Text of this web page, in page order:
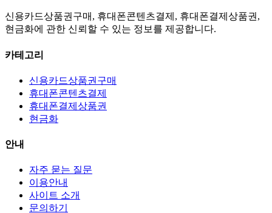
신용카드상품권구매, 휴대폰콘텐츠결제, 휴대폰결제상품권,
현금화에 관한 신뢰할 수 있는 정보를 제공합니다.
카테고리
신용카드상품권구매
휴대폰콘텐츠결제
휴대폰결제상품권
현금화
안내
자주 묻는 질문
이용안내
사이트 소개
문의하기